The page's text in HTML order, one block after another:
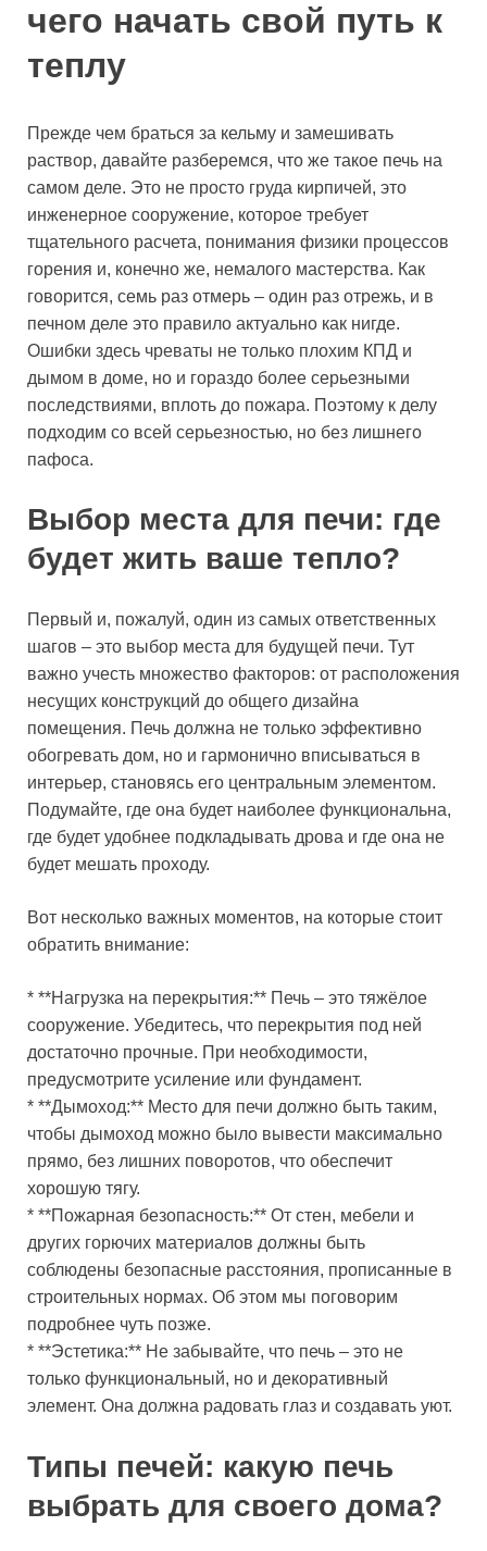
чего начать свой путь к
теплу
Прежде чем браться за кельму и замешивать
раствор, давайте разберемся, что же такое печь на
самом деле. Это не просто груда кирпичей, это
инженерное сооружение, которое требует
тщательного расчета, понимания физики процессов
горения и, конечно же, немалого мастерства. Как
говорится, семь раз отмерь – один раз отрежь, и в
печном деле это правило актуально как нигде.
Ошибки здесь чреваты не только плохим КПД и
дымом в доме, но и гораздо более серьезными
последствиями, вплоть до пожара. Поэтому к делу
подходим со всей серьезностью, но без лишнего
пафоса.
Выбор места для печи: где
будет жить ваше тепло?
Первый и, пожалуй, один из самых ответственных
шагов – это выбор места для будущей печи. Тут
важно учесть множество факторов: от расположения
несущих конструкций до общего дизайна
помещения. Печь должна не только эффективно
обогревать дом, но и гармонично вписываться в
интерьер, становясь его центральным элементом.
Подумайте, где она будет наиболее функциональна,
где будет удобнее подкладывать дрова и где она не
будет мешать проходу.
Вот несколько важных моментов, на которые стоит
обратить внимание:
* **Нагрузка на перекрытия:** Печь – это тяжёлое
сооружение. Убедитесь, что перекрытия под ней
достаточно прочные. При необходимости,
предусмотрите усиление или фундамент.
* **Дымоход:** Место для печи должно быть таким,
чтобы дымоход можно было вывести максимально
прямо, без лишних поворотов, что обеспечит
хорошую тягу.
* **Пожарная безопасность:** От стен, мебели и
других горючих материалов должны быть
соблюдены безопасные расстояния, прописанные в
строительных нормах. Об этом мы поговорим
подробнее чуть позже.
* **Эстетика:** Не забывайте, что печь – это не
только функциональный, но и декоративный
элемент. Она должна радовать глаз и создавать уют.
Типы печей: какую печь
выбрать для своего дома?